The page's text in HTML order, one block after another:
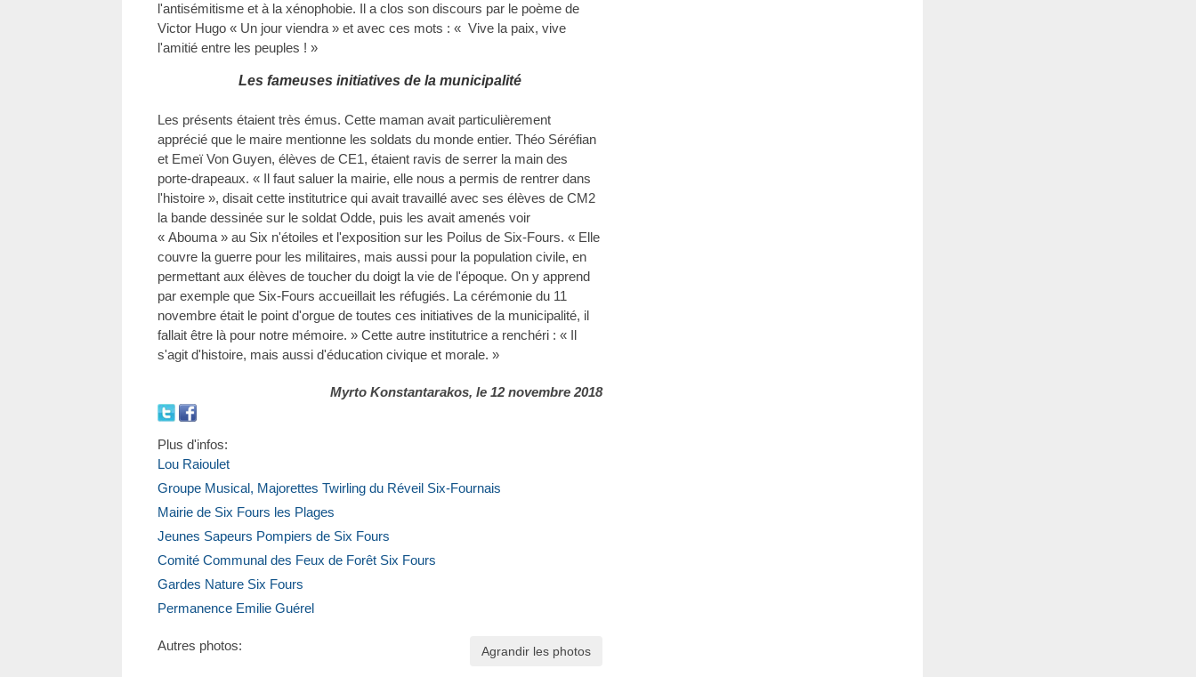
l'antisémitisme et à la xénophobie. Il a clos son discours par le poème de
Victor Hugo « Un jour viendra » et avec ces mots : « Vive la paix, vive
l'amitié entre les peuples ! »
Les fameuses initiatives de la municipalité
Les présents étaient très émus. Cette maman avait particulièrement
apprécié que le maire mentionne les soldats du monde entier. Théo Séréfian
et Emeï Von Guyen, élèves de CE1, étaient ravis de serrer la main des
porte-drapeaux. « Il faut saluer la mairie, elle nous a permis de rentrer dans
l'histoire », disait cette institutrice qui avait travaillé avec ses élèves de CM2
la bande dessinée sur le soldat Odde, puis les avait amenés voir
« Abouma » au Six n'étoiles et l'exposition sur les Poilus de Six-Fours. « Elle
couvre la guerre pour les militaires, mais aussi pour la population civile, en
permettant aux élèves de toucher du doigt la vie de l'époque. On y apprend
par exemple que Six-Fours accueillait les réfugiés. La cérémonie du 11
novembre était le point d'orgue de toutes ces initiatives de la municipalité, il
fallait être là pour notre mémoire. » Cette autre institutrice a renchéri : « Il
s'agit d'histoire, mais aussi d'éducation civique et morale. »
Myrto Konstantarakos, le 12 novembre 2018
Plus d'infos:
Lou Raioulet
Groupe Musical, Majorettes Twirling du Réveil Six-Fournais
Mairie de Six Fours les Plages
Jeunes Sapeurs Pompiers de Six Fours
Comité Communal des Feux de Forêt Six Fours
Gardes Nature Six Fours
Permanence Emilie Guérel
Agrandir les photos
Autres photos: